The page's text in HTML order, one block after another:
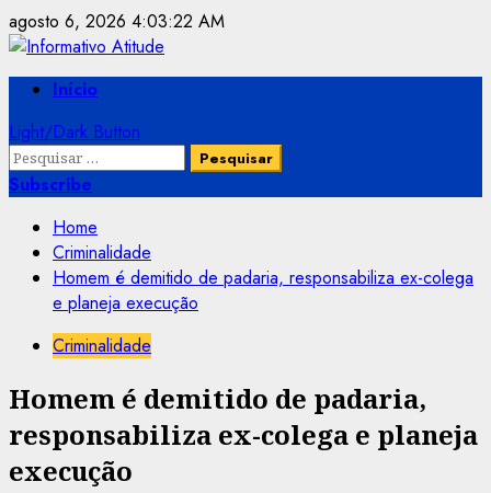
Skip
to
content
agosto 6, 2026 4:03:22 AM
PrimaryInício
Light/Dark Button
Pesquisar
por:
Subscribe
Home
Criminalidade
Homem é demitido de padaria, responsabiliza ex-colega
e planeja execução
Criminalidade
Homem é demitido de padaria,
responsabiliza ex-colega e planeja
execução